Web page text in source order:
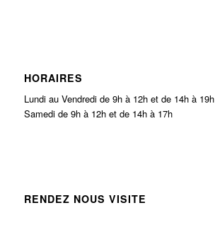
HORAIRES
Lundi au Vendredi de 9h à 12h et de 14h à 19h
Samedi de 9h à 12h et de 14h à 17h
RENDEZ NOUS VISITE